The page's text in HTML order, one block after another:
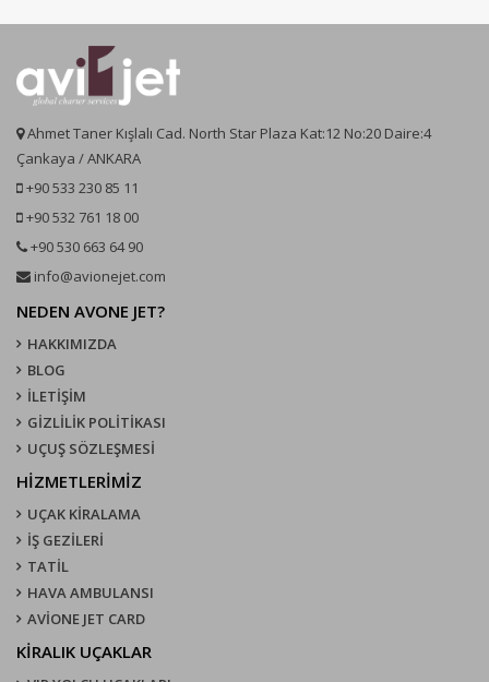
Ahmet Taner Kışlalı Cad. North Star Plaza Kat:12 No:20 Daire:4
Çankaya / ANKARA
+90 533 230 85 11
+90 532 761 18 00
+90 530 663 64 90
info@avionejet.com
NEDEN AVONE JET?
HAKKIMIZDA
BLOG
İLETİŞİM
GİZLİLİK POLİTİKASI
UÇUŞ SÖZLEŞMESI
HİZMETLERİMİZ
UÇAK KIRALAMA
İŞ GEZİLERİ
TATİL
HAVA AMBULANSI
AVİONE JET CARD
KIRALIK UÇAKLAR